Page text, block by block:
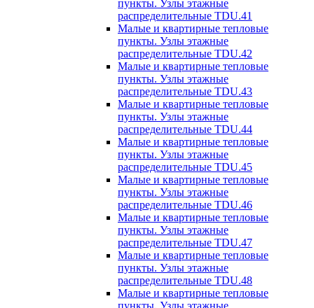
пункты. Узлы этажные
распределительные TDU.41
Малые и квартирные тепловые
пункты. Узлы этажные
распределительные TDU.42
Малые и квартирные тепловые
пункты. Узлы этажные
распределительные TDU.43
Малые и квартирные тепловые
пункты. Узлы этажные
распределительные TDU.44
Малые и квартирные тепловые
пункты. Узлы этажные
распределительные TDU.45
Малые и квартирные тепловые
пункты. Узлы этажные
распределительные TDU.46
Малые и квартирные тепловые
пункты. Узлы этажные
распределительные TDU.47
Малые и квартирные тепловые
пункты. Узлы этажные
распределительные TDU.48
Малые и квартирные тепловые
пункты. Узлы этажные